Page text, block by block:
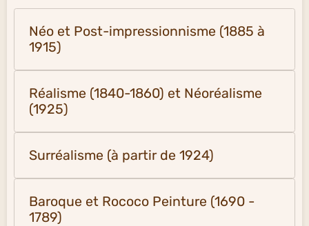
Néo et Post-impressionnisme (1885 à
1915)
Réalisme (1840-1860) et Néoréalisme
(1925)
Surréalisme (à partir de 1924)
Baroque et Rococo Peinture (1690 -
1789)